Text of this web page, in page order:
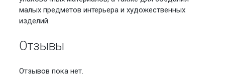
малых предметов интерьера и художественных
изделий.
Отзывы
Отзывов пока нет.